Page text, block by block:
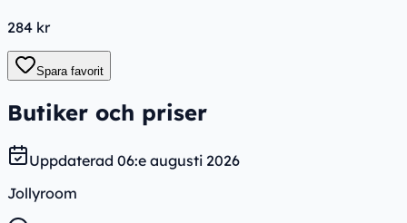
284 kr
Spara favorit
Butiker och priser
Uppdaterad 06:e augusti 2026
Jollyroom